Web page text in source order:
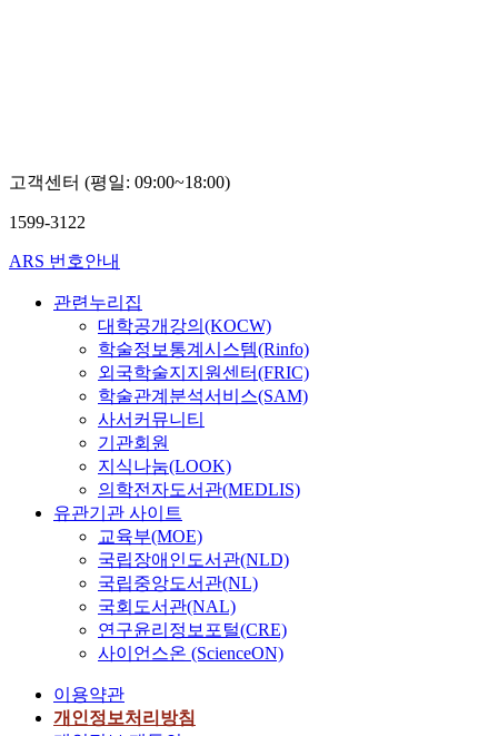
고객센터 (평일: 09:00~18:00)
1599-3122
ARS 번호안내
관련누리집
대학공개강의(KOCW)
학술정보통계시스템(Rinfo)
외국학술지지원센터(FRIC)
학술관계분석서비스(SAM)
사서커뮤니티
기관회원
지식나눔(LOOK)
의학전자도서관(MEDLIS)
유관기관 사이트
교육부(MOE)
국립장애인도서관(NLD)
국립중앙도서관(NL)
국회도서관(NAL)
연구윤리정보포털(CRE)
사이언스온 (ScienceON)
이용약관
개인정보처리방침